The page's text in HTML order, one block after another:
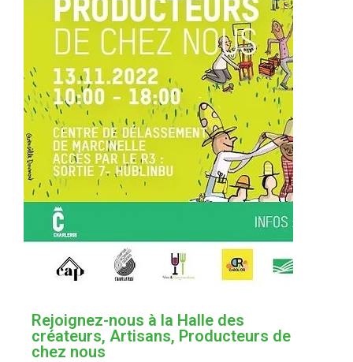
Rejoignez-nous à la Halle des
créateurs, Artisans, Producteurs de
chez nous